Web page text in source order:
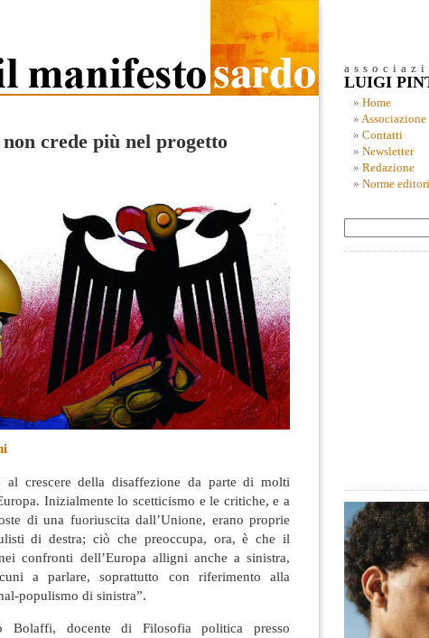
crede più nel progetto
al crescere della disaffezione da parte di molti
Inizialmente lo scetticismo e le critiche, e a
di una fuoriuscita dall’Unione, erano proprie
di destra; ciò che preoccupa, ora, è che il
confronti dell’Europa alligni anche a sinistra,
a parlare, soprattutto con riferimento alla
populismo di sinistra”.
Bolaffi, docente di Filosofia politica presso
LUIGI
Home
Associazione
Contatti
Newsletter
Redazione
Norme